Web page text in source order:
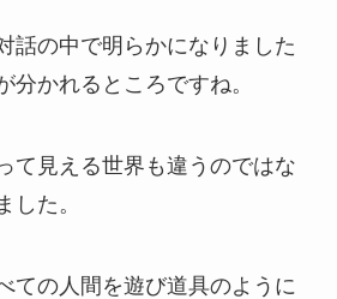
話の中で明らかになりました
分かれるところですね。
て見える世界も違うのではな
した。
ての人間を遊び道具のように